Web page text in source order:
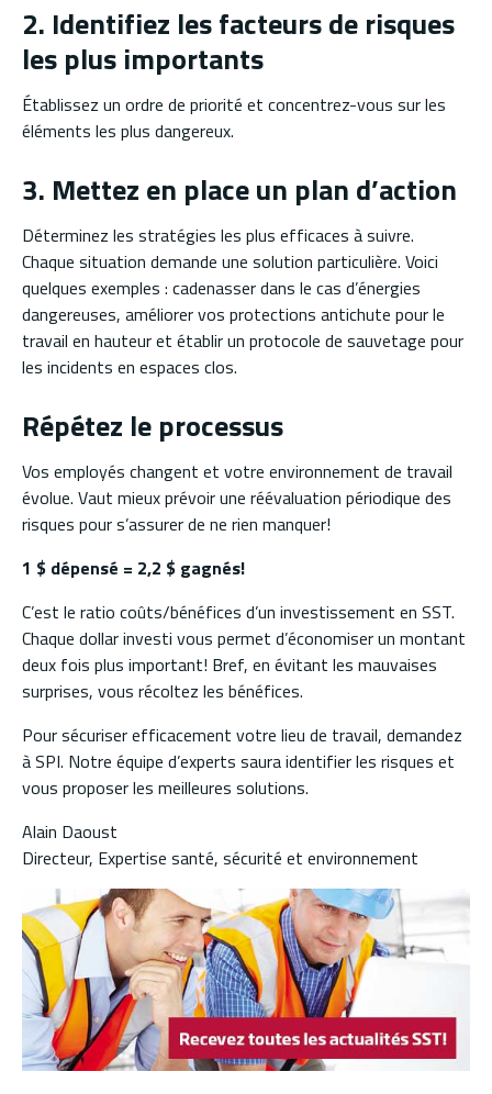
2. Identifiez les facteurs de risques
les plus importants
Établissez un ordre de priorité et concentrez-vous sur les
éléments les plus dangereux.
3. Mettez en place un plan d’action
Déterminez les stratégies les plus efficaces à suivre.
Chaque situation demande une solution particulière. Voici
quelques exemples : cadenasser dans le cas d’énergies
dangereuses, améliorer vos protections antichute pour le
travail en hauteur et établir un protocole de sauvetage pour
les incidents en espaces clos.
Répétez le processus
Vos employés changent et votre environnement de travail
évolue. Vaut mieux prévoir une réévaluation périodique des
risques pour s’assurer de ne rien manquer!
1 $ dépensé = 2,2 $ gagnés!
C’est le ratio coûts/bénéfices d’un investissement en SST.
Chaque dollar investi vous permet d’économiser un montant
deux fois plus important! Bref, en évitant les mauvaises
surprises, vous récoltez les bénéfices.
Pour sécuriser efficacement votre lieu de travail, demandez
à SPI. Notre équipe d’experts saura identifier les risques et
vous proposer les meilleures solutions.
Alain Daoust
Directeur, Expertise santé, sécurité et environnement